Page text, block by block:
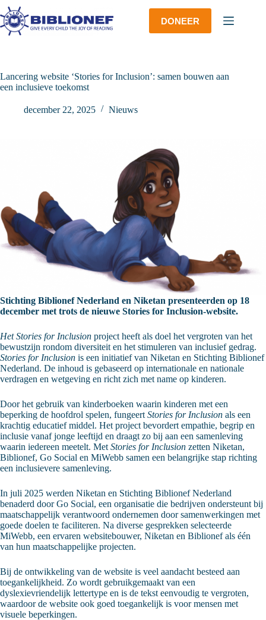
Ga
naar
de
inhoud
DONEER
Lancering website ‘Stories for Inclusion’: samen bouwen aan
een inclusieve toekomst
december 22, 2025 Nieuws
Stichting Biblionef Nederland en Niketan presenteerden op 18
december met trots de nieuwe Stories for Inclusion-website.
Het Stories for Inclusion project heeft als doel het vergroten van het
bewustzijn rondom diversiteit en het stimuleren van inclusief gedrag.
Stories for Inclusion is een initiatief van Niketan en Stichting Biblionef
Nederland. De inhoud is gebaseerd op internationale en nationale
verdragen en wetgeving en richt zich met name op kinderen.
Door het gebruik van kinderboeken waarin kinderen met een
beperking de hoofdrol spelen, fungeert Stories for Inclusion als een
krachtig educatief middel. Het project bevordert empathie, begrip en
inclusie vanaf jonge leeftijd en draagt zo bij aan een samenleving
waarin iedereen meetelt. Met Stories for Inclusion zetten Niketan,
Biblionef, Go Social en MiWebb samen een belangrijke stap richting
een inclusievere samenleving.
In juli 2025 werden Niketan en Stichting Biblionef Nederland
benaderd door Go Social, een organisatie die bedrijven ondersteunt bij
maatschappelijk verantwoord ondernemen door samenwerkingen met
goede doelen te faciliteren. Na diverse gesprekken selecteerde
MiWebb, een ervaren websitebouwer, Niketan en Biblionef als één
van hun maatschappelijke projecten.
Bij de ontwikkeling van de website is veel aandacht besteed aan
toegankelijkheid. Zo wordt gebruikgemaakt van een
dyslexievriendelijk lettertype en is de tekst eenvoudig te vergroten,
waardoor de website ook goed toegankelijk is voor mensen met
visuele beperkingen.